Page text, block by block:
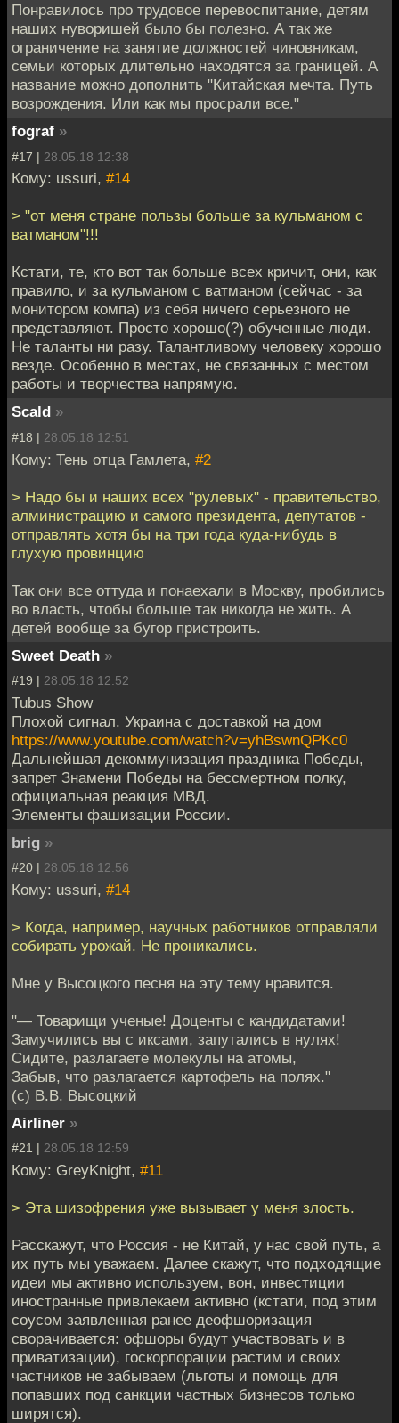
Понравилось про трудовое перевоспитание, детям
наших нуворишей было бы полезно. А так же
ограничение на занятие должностей чиновникам,
семьи которых длительно находятся за границей. А
название можно дополнить "Китайская мечта. Путь
возрождения. Или как мы просрали все."
fograf »
#17 | 28.05.18 12:38
Кому: ussuri, #14
> "от меня стране пользы больше за кульманом с
ватманом"!!!
Кстати, те, кто вот так больше всех кричит, они, как
правило, и за кульманом с ватманом (сейчас - за
монитором компа) из себя ничего серьезного не
представляют. Просто хорошо(?) обученные люди.
Не таланты ни разу. Талантливому человеку хорошо
везде. Особенно в местах, не связанных с местом
работы и творчества напрямую.
Scald »
#18 | 28.05.18 12:51
Кому: Тень отца Гамлета, #2
> Надо бы и наших всех "рулевых" - правительство,
алминистрацию и самого президента, депутатов -
отправлять хотя бы на три года куда-нибудь в
глухую провинцию
Так они все оттуда и понаехали в Москву, пробились
во власть, чтобы больше так никогда не жить. А
детей вообще за бугор пристроить.
Sweet Death »
#19 | 28.05.18 12:52
Tubus Show
Плохой сигнал. Украина с доставкой на дом
https://www.youtube.com/watch?v=yhBswnQPKc0
Дальнейшая декоммунизация праздника Победы,
запрет Знамени Победы на бессмертном полку,
официальная реакция МВД.
Элементы фашизации России.
brig »
#20 | 28.05.18 12:56
Кому: ussuri, #14
> Когда, например, научных работников отправляли
собирать урожай. Не проникались.
Мне у Высоцкого песня на эту тему нравится.
"— Товарищи ученые! Доценты с кандидатами!
Замучились вы с иксами, запутались в нулях!
Сидите, разлагаете молекулы на атомы,
Забыв, что разлагается картофель на полях."
(с) В.В. Высоцкий
Airliner »
#21 | 28.05.18 12:59
Кому: GreyKnight, #11
> Эта шизофрения уже вызывает у меня злость.
Расскажут, что Россия - не Китай, у нас свой путь, а
их путь мы уважаем. Далее скажут, что подходящие
идеи мы активно используем, вон, инвестиции
иностранные привлекаем активно (кстати, под этим
соусом заявленная ранее деофшоризация
сворачивается: офшоры будут участвовать и в
приватизации), госкорпорации растим и своих
частников не забываем (льготы и помощь для
попавших под санкции частных бизнесов только
ширятся).